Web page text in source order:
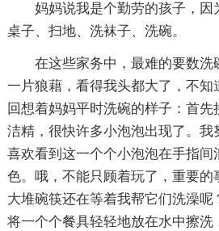
妈妈说我是个勤劳的孩子，因
桌子、扫地、洗袜子、洗碗。
在这些家务中，最难的要数
一片狼藉，看得我头都大了，不知
回想着妈妈平时洗碗的样子：首
洁精，很快许多小泡泡出现了。我
喜欢看到这一个个小泡泡在手指
色。哦，不能只顾着玩了，重要的
大堆碗筷还在等着我帮它们洗澡呢
将一个个餐具轻轻地放在水中擦洗